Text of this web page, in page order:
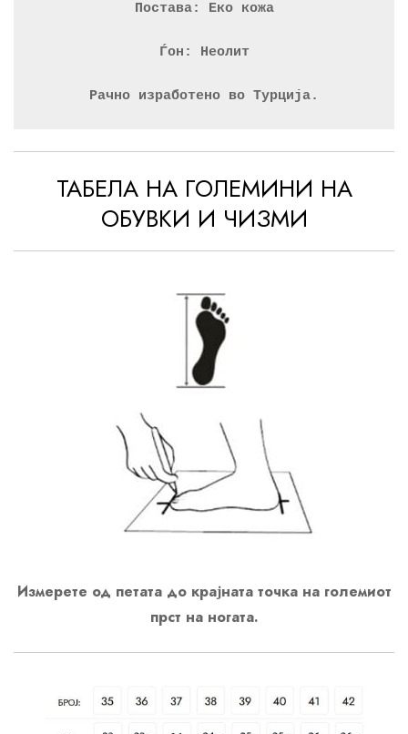
Постава: Еко кожа
Ѓон: Неолит
Рачно изработено во Турција.
ТАБЕЛА НА ГОЛЕМИНИ НА
ОБУВКИ И ЧИЗМИ
Измерете од петата до крајната точка на големиот
прст на ногата.